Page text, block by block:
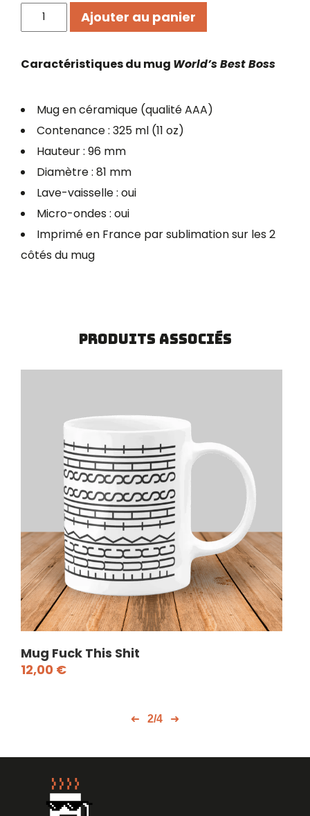
quantité
Best
Ajouter au panier
Caractéristiques du mug World’s Best Boss
Mug en céramique (qualité AAA)
Contenance : 325 ml (11 oz)
Hauteur : 96 mm
Diamètre : 81 mm
Lave-vaisselle : oui
Micro-ondes : oui
Imprimé en France par sublimation sur les 2
côtés du mug
Produits associés
Mug Fuck This Shit
12,00 €
2/4